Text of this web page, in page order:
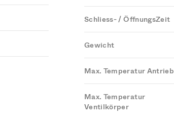
Schliess- / ÖffnungsZeit
Gewicht
Max. Temperatur Antrieb
Max. Temperatur
Ventilkörper